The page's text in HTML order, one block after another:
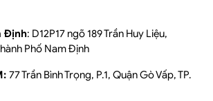
Định: D12P17 ngõ 189 Trần Huy Liệu,
Phố Nam Định
77 Trần Bình Trọng, P.1, Quận Gò Vấp, TP.